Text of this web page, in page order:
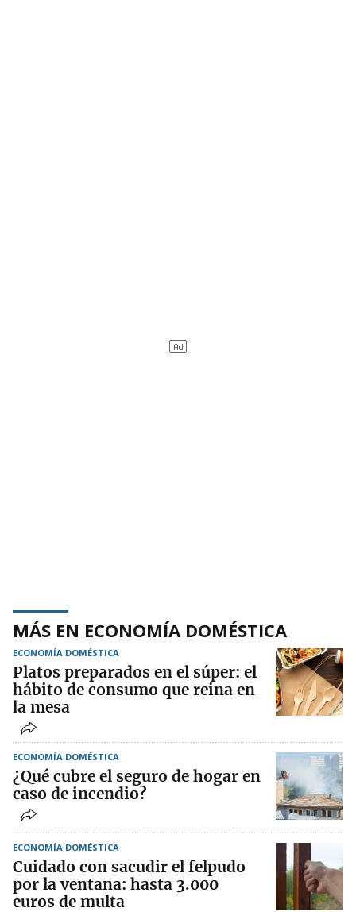
MÁS EN ECONOMÍA DOMÉSTICA
ECONOMÍA DOMÉSTICA
Platos preparados en el súper: el
hábito de consumo que reina en
la mesa
ECONOMÍA DOMÉSTICA
¿Qué cubre el seguro de hogar en
caso de incendio?
ECONOMÍA DOMÉSTICA
Cuidado con sacudir el felpudo
por la ventana: hasta 3.000
euros de multa